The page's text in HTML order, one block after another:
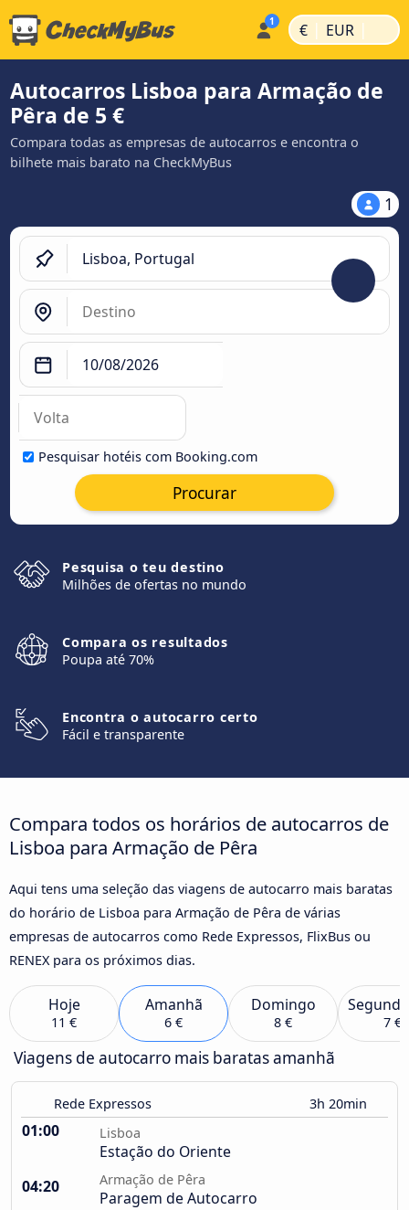
€ | EUR |
Autocarros Lisboa para Armação de
Pêra de 5 €
Compara todas as empresas de autocarros e encontra o
bilhete mais barato na CheckMyBus
1
Pesquisar hotéis com Booking.com
Procurar
Pesquisa o teu destino
Milhões de ofertas no mundo
Compara os resultados
Poupa até 70%
Encontra o autocarro certo
Fácil e transparente
Compara todos os horários de autocarros de
Lisboa para Armação de Pêra
Aqui tens uma seleção das viagens de autocarro mais baratas
do horário de Lisboa para Armação de Pêra de várias
empresas de autocarros como Rede Expressos, FlixBus ou
RENEX para os próximos dias.
Hoje
11 €
Amanhã
6 €
Domingo
8 € 7 €
Viagens de autocarro mais baratas amanhã
Rede Expressos 3h 20min
01:00 Lisboa
Estação do Oriente
04:20
Armação de Pêra
Paragem de Autocarro